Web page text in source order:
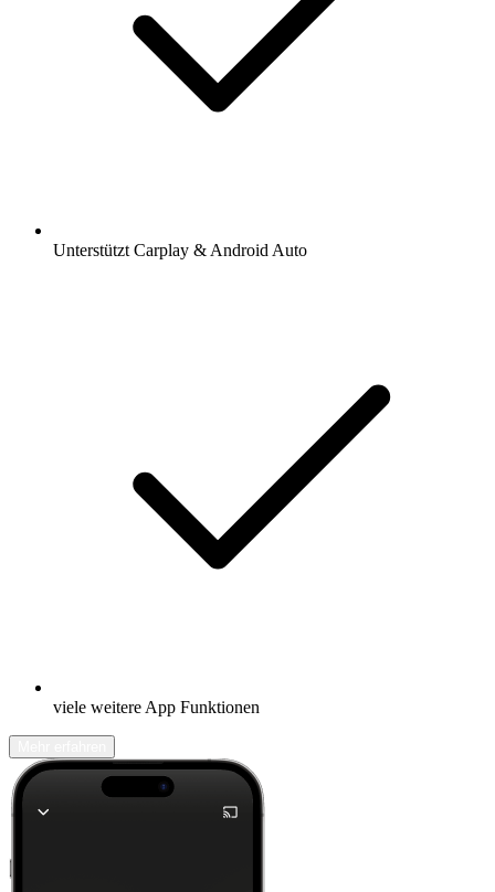
Unterstützt Carplay & Android Auto
viele weitere App Funktionen